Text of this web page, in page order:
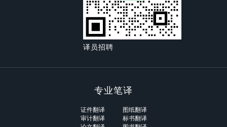
译员招聘
专业笔译
证件翻译
图纸翻译
审计翻译
标书翻译